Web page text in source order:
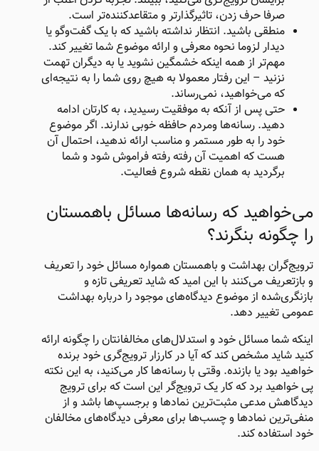
صرفا حرف زدن، تاثیرگذارتر و متقاعدکننده‌تر است.
منطقی باشید. انتظار نداشته باشید که با یک گفت‌وگو یا
دیدار لزوما نحوه معرفی و ارائه موضوع شما تغییر کند.
مهم‌تر از همه اینکه خشمگین نشوید یا به دیگران تهمت
نزنید – این رفتار معمولا به هیچ‌ روی شما را به نتیجه‌ای
که می‌خواهید، نمی‌رساند.
حتی پس از آنکه به موفقیت رسیدید، به کارتان ادامه
دهید. رسانه‌ها ومردم حافظه خوبی ندارند. اگر موضوع
خود را به طور مستمر و مناسب ارائه ندهید، احتمال آن
هست که اهمیت آن رفته رفته فراموش شود و شما
برگردید به همان نقطه‌ شروع فعالیت.
می‌خواهید که رسانه‌ها مسائل باهمستان
را چگونه بنگرند؟
ترویج‌گران بهداشت و باهمستان همواره مسائل خود را تعریف
و بازتعریف می‌کنند با این امید که شاید تعریفی تازه و
بازنگری‌شده از موضوع دیدگاه‌های موجود را درباره بهداشت
عمومی تغییر دهد.
اینکه شما مسائل خود و استدلال‌های مخالفانتان را چگونه ارائه
‌کنید شاید مشخص کند که آیا در کارزار ترویج‌گری خود برنده
خواهید بود یا بازنده. وقتی با رسانه‌ها کار می‌کنید، به این نکته
پی خواهید برد که کار یک ترویج‌گر این است که برای ترویج
دیدگاهش مدعی مثبت‌ترین نمادها و برجسپ‌ها باشد و از
منفی‌ترین نمادها و چسب‌ها برای معرفی دیدگاه‌های مخالفان
خود استفاده کند.